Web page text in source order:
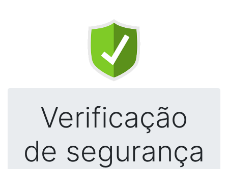
Verificação
de segurança